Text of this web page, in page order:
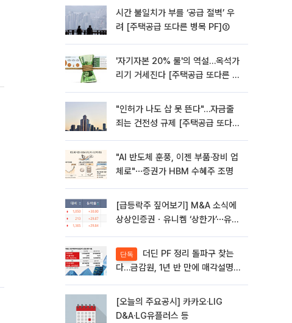
시간 불일치가 부를 ‘공급 절벽’ 우
려 [주택공급 또다른 병목 PF]③
'자기자본 20% 룰'의 역설…옥석가
리기 거세진다 [주택공급 또다른 병
"인허가 나도 삽 못 뜬다"…자금줄
죄는 건전성 규제 [주택공급 또다른
"AI 반도체 훈풍, 이젠 부품·장비 업
체로"⋯증권가 HBM 수혜주 조명
[급등락주 짚어보기] M&A 소식에
상상인증권ㆍ유니켐 ‘상한가’⋯유증
단독
다…금감원, 1년 반 만에 매각설명회
[오늘의 주요공시] 카카오·LIG
D&A·LG유플러스 등